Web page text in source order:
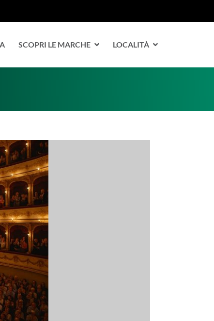
SCOPRI LE MARCHE LOCALITÀ